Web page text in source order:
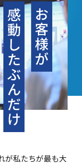
が私たちが最も大